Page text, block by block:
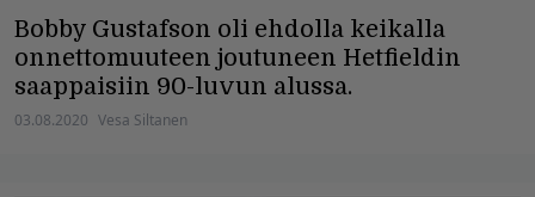
Bobby Gustafson oli ehdolla keikalla
onnettomuuteen joutuneen Hetfieldin
saappaisiin 90-luvun alussa.
03.08.2020 Vesa Siltanen